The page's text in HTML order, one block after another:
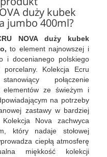
duży kubek
jumbo 400ml?
NOVA duży kubek
to element najnowszej i
i docenianego polskiego
porcelany. Kolekcja Ecru
połączenie
elementów ze świeżym i
na potrzeby
zastawy w bardziej
Nova zachwyca
który nadaje stołowej
ciepłą atmosferę
miękkość kolekcji